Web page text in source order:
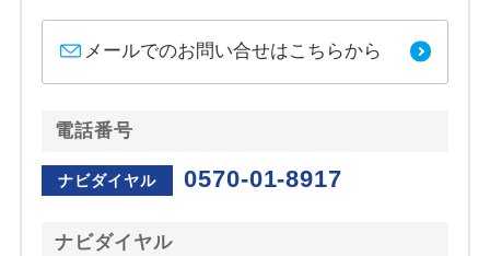
メールでのお問い合せはこちらから
電話番号
ナビダイヤル 0570-01-8917
ナビダイヤル